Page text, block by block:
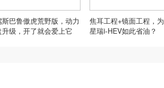
斯巴鲁傲虎荒野版，动力
升级，开了就会爱上它
焦耳工程+镜面工程，
星瑞i-HEV如此省油？